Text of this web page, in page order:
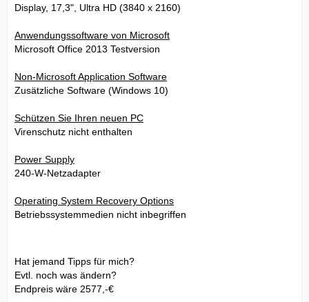
Display, 17,3", Ultra HD (3840 x 2160)
Anwendungssoftware von Microsoft
Microsoft Office 2013 Testversion
Non-Microsoft Application Software
Zusätzliche Software (Windows 10)
Schützen Sie Ihren neuen PC
Virenschutz nicht enthalten
Power Supply
240-W-Netzadapter
Operating System Recovery Options
Betriebssystemmedien nicht inbegriffen
Hat jemand Tipps für mich?
Evtl. noch was ändern?
Endpreis wäre 2577,-€